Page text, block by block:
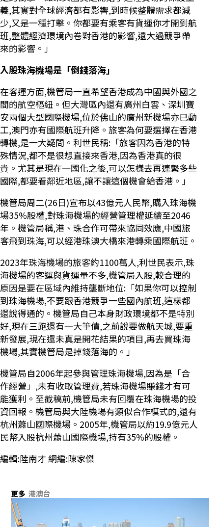
義,其實對全球經濟都有影響,到時候整體需求都減
少,又是一種打擊。你都要有乘客有貨運你才開到航
班,整體經濟環境內卷對香港的影響,還大過競爭帶
來的影響。」
入股珠海機場是「倒錢落海」
在客運方面,機管局一直希望香港成為中國與外國之
間的航空樞紐。但大灣區內還有廣州白雲、深圳寶
安兩個大型國際機場,位於佛山的廣州新機場亦已動
工,澳門亦有國際航班升降。旅客為何要選擇在香港
轉機,是一大疑問。利世民稱:「旅客因為香港的特
殊情況,都不是很想直接來香港,因為香港真的很
貴。尤其是現在一國化之後,可以怎樣去再連繫多些
國際,都要看鄰近地區,讓不讓這個機會給香港。」
機管局周二(26日)宣布以43億元人民幣,購入珠海機
場35%股權,對珠海機場的經營管理權延續至2046
年。機管局稱,港、珠合作可帶來協同效應,中國旅
客飛到珠海,可以經港珠澳大橋來港轉乘國際航班。
2023年珠海機場的旅客約1100萬人,利世民表示,珠
海機場的客運與貨運量不多,機管局入股,較合理的
原因是要在區域內維持壟斷地位:「如果你可以控制
到珠海機場,不要跟香港競爭一些國內航班,這樣都
還說得通的。機管局自己本身財政環境都不是特別
好,現在三跑還有一大筆債,之前說要做航天城,要重
新發展,現在還未真是開花結果的項目,再去買珠海
機場,其實機管局是掉錢落海的。」
機管局自2006年起參與管理珠海機場,因為是「合
作經營」,未有收取管理費,若珠海機場賺錢才有可
能獲利。至截稿前,機管局未有回覆在珠海機場的投
資回報。機管局與大陸機場有類似合作模式的,還有
杭州蕭山國際機場。2005年,機管局以約19.9億元人
民幣入股杭州蕭山國際機場,持有35%的股權。
編輯:陸南才 網編:陳家傑
更多 港澳台